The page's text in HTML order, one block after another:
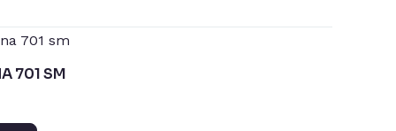
701 SM